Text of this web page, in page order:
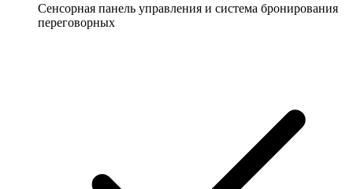
Сенсорная панель управления и система бронирования
переговорных